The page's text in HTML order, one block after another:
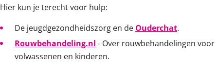
Hier kun je terecht voor hulp:
De jeugdgezondheidszorg en de Ouderchat.
Rouwbehandeling.nl - Over rouwbehandelingen voor
volwassenen en kinderen.